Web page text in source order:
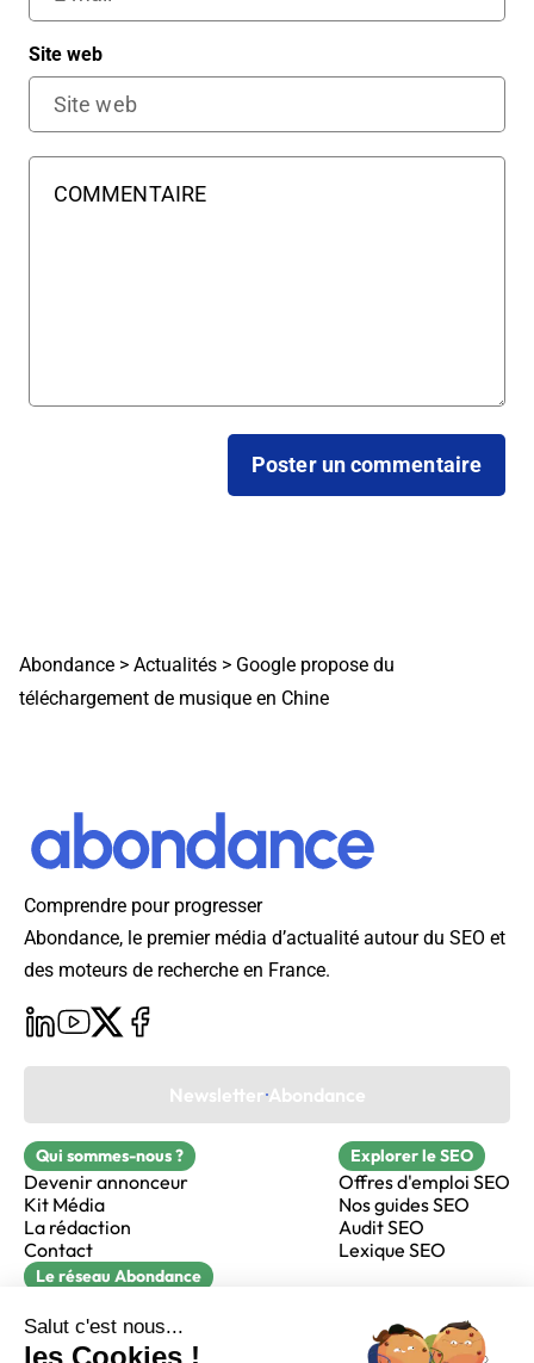
Site web
Abondance > Actualités > Google propose du
téléchargement de musique en Chine
Comprendre pour progresser
Abondance, le premier média d’actualité autour du SEO et
des moteurs de recherche en France.
Newsletter Abondance
Qui sommes-nous ?
Devenir annonceur
Kit Média
La rédaction
Contact
Explorer le SEO
Offres d'emploi SEO
Nos guides SEO
Audit SEO
Lexique SEO
Le réseau Abondance
Réacteur
alfie formation